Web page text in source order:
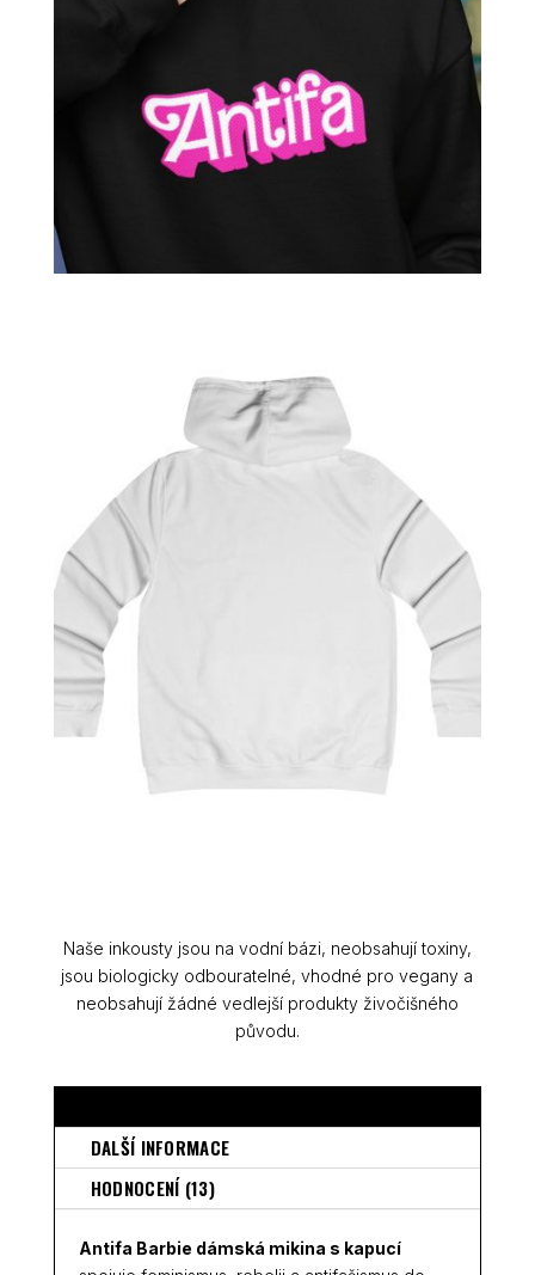
Naše inkousty jsou na vodní bázi, neobsahují toxiny,
jsou biologicky odbouratelné, vhodné pro vegany a
neobsahují žádné vedlejší produkty živočišného
původu.
DALŠÍ INFORMACE
HODNOCENÍ (13)
Antifa Barbie dámská mikina s kapucí